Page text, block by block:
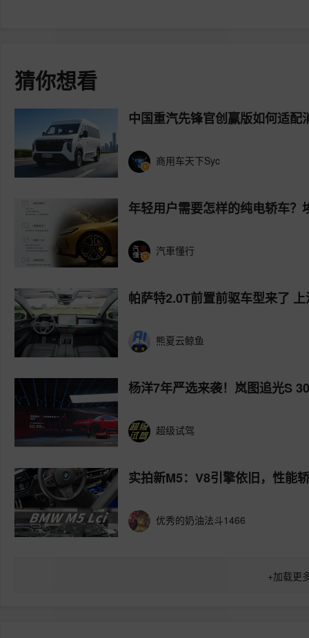
猜你想看
中国重汽先锋官创赢版如何适配
商用车天下Syc
年轻用户需要怎样的纯电轿车？
汽車懂行
帕萨特2.0T前置前驱车型来了
熊夏云鲸鱼
杨洋7年严选来袭！岚图追光S
超级试驾
实拍新M5：V8引擎依旧，性能
优秀的奶油法斗1466
+加载更